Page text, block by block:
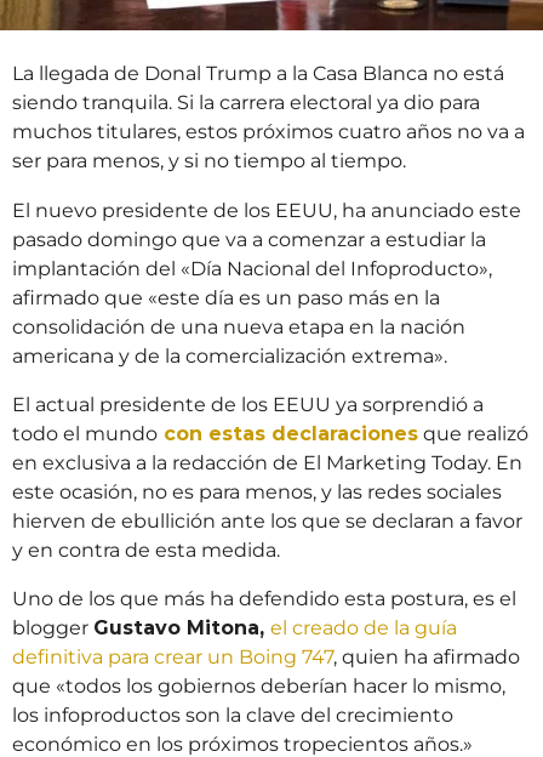
La llegada de Donal Trump a la Casa Blanca no está
siendo tranquila. Si la carrera electoral ya dio para
muchos titulares, estos próximos cuatro años no va a
ser para menos, y si no tiempo al tiempo.
El nuevo presidente de los EEUU, ha anunciado este
pasado domingo que va a comenzar a estudiar la
implantación del «Día Nacional del Infoproducto»,
afirmado que «este día es un paso más en la
consolidación de una nueva etapa en la nación
americana y de la comercialización extrema».
El actual presidente de los EEUU ya sorprendió a
todo el mundo con estas declaraciones que realizó
en exclusiva a la redacción de El Marketing Today. En
este ocasión, no es para menos, y las redes sociales
hierven de ebullición ante los que se declaran a favor
y en contra de esta medida.
Uno de los que más ha defendido esta postura, es el
blogger Gustavo Mitona, el creado de la guía
definitiva para crear un Boing 747, quien ha afirmado
que «todos los gobiernos deberían hacer lo mismo,
los infoproductos son la clave del crecimiento
económico en los próximos tropecientos años.»